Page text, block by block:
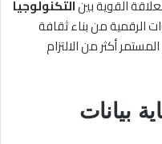
القوية بينالتكنولوجيا
الرقمية من بناء ثقافة
أكثر من الالتزام
بيانات